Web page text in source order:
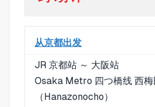
从京都出发
JR 京都站 ～ 大阪站
Osaka Metro 四つ橋线 西梅
（Hanazonocho）